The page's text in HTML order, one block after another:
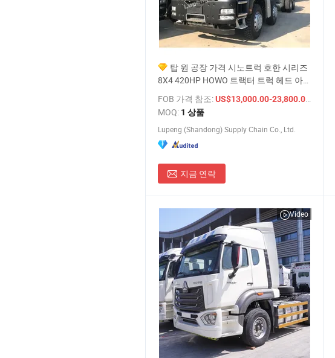
탑 원 공장 가격 시노트럭 호한 시리즈
8X4 420HP HOWO 트랙터 트럭 헤드 아
프리카에서 널리 사용됨
FOB 가격 참조:US$13,000.00-23,800.00 / 상품
MOQ: 1 상품
Lupeng (Shandong) Supply Chain Co., Ltd.
지금 연락
Video